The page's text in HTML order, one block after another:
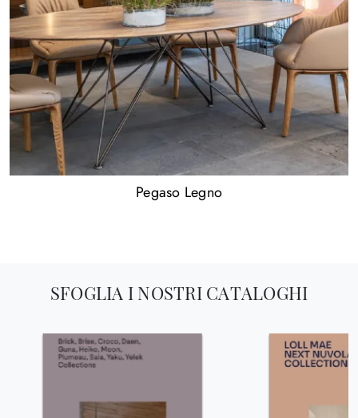
Pegaso Legno
SFOGLIA I NOSTRI CATALOGHI